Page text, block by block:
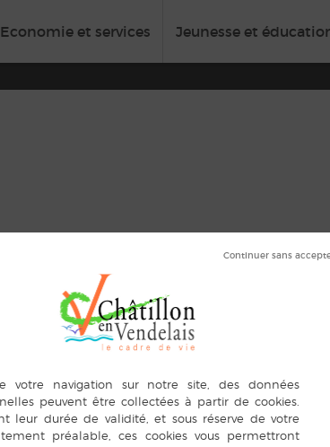
Economie et services Jeunesse et
en-Vendelais